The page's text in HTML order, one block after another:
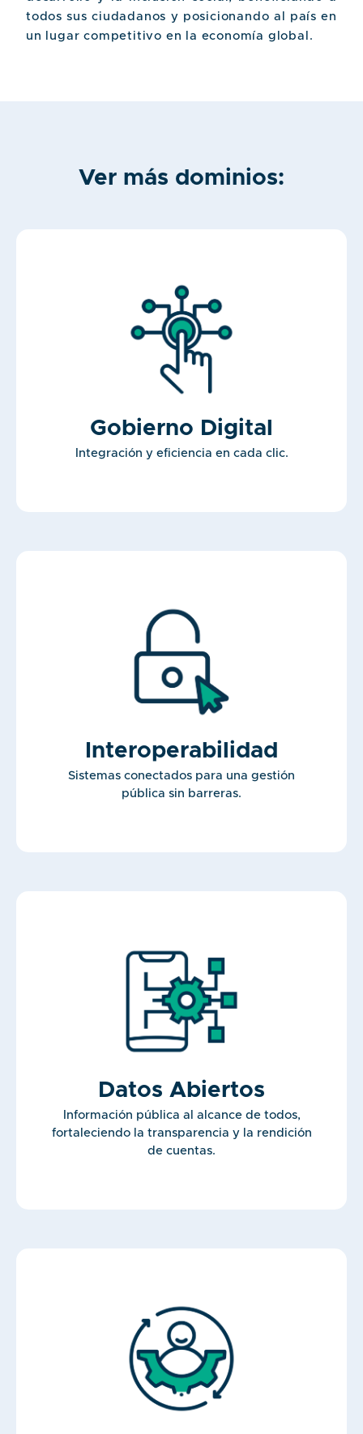
todos sus ciudadanos y posicionando al país en
un lugar competitivo en la economía global.
Ver más dominios:
Gobierno Digital
Integración y eficiencia en cada clic.
Interoperabilidad
Sistemas conectados para una gestión
pública sin barreras.
Datos Abiertos
Información pública al alcance de todos,
fortaleciendo la transparencia y la rendición
de cuentas.